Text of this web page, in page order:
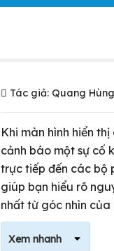
Tác giả: Quang Hùng
Khi màn hình hiển
cảnh báo một sự cố
trực tiếp đến các bộ
giúp bạn hiểu rõ
nhất từ góc nhìn
Xem nhanh